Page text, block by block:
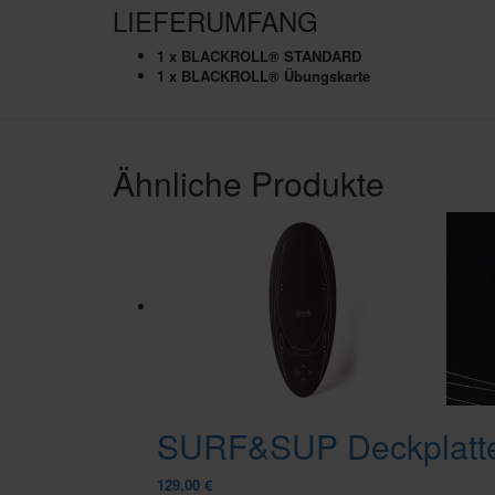
LIEFERUMFANG
1 x BLACKROLL® STANDARD
1 x BLACKROLL® Übungskarte
Ähnliche Produkte
SURF&SUP
129,00 €